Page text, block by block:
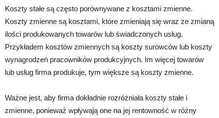
Koszty stałe są często porównywane z kosztami zmienne.
Koszty zmienne są kosztami, które zmieniają się wraz ze zmianą
ilości produkowanych towarów lub świadczonych usług.
Przykładem kosztów zmiennych są koszty surowców lub koszty
wynagrodzeń pracowników produkcyjnych. Im więcej towarów
lub usług firma produkuje, tym większe są koszty zmienne.
Ważne jest, aby firma dokładnie rozróżniała koszty stałe i
zmienne, ponieważ wpływają one na jej rentowność w różny